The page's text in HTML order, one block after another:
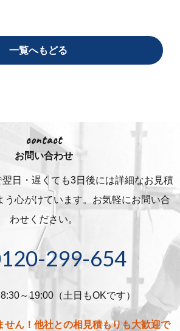
一覧へもどる
contact
お問い合わせ
日・遅くても3日後には詳細なお見積
う心がけています。お気軽にお問い合
わせください。
299-654
～19:00（土日もOKです）
せん！他社との相見積もりも大歓迎で